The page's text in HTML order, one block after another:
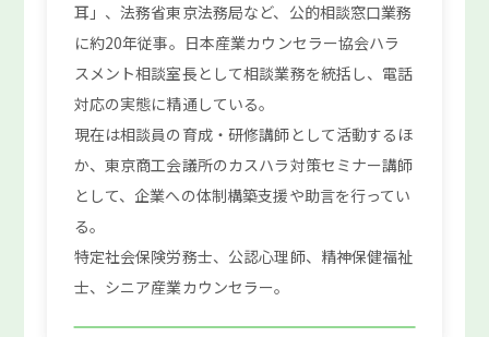
耳」、法務省東京法務局など、公的相談窓口業務
に約20年従事。日本産業カウンセラー協会ハラ
スメント相談室長として相談業務を統括し、電話
対応の実態に精通している。
現在は相談員の育成・研修講師として活動するほ
か、東京商工会議所のカスハラ対策セミナー講師
として、企業への体制構築支援や助言を行ってい
る。
特定社会保険労務士、公認心理師、精神保健福祉
士、シニア産業カウンセラー。